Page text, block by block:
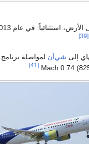
في عام 2013، طارت
[39]
شي‌آن لمواصلة برنامج
[41]